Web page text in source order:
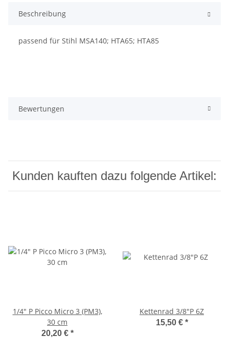
Beschreibung
passend für Stihl MSA140; HTA65; HTA85
Bewertungen
Kunden kauften dazu folgende Artikel:
1/4" P Picco Micro 3 (PM3),
30 cm
20,20 € *
Kettenrad 3/8"P 6Z
15,50 € *